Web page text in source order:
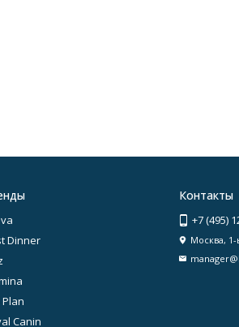
Dinner
Canin
Контакты
+7 (495)
Москва,